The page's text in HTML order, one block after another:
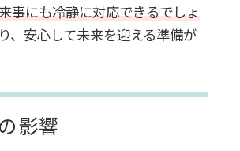
事にも冷静に対応できるでしょ
、安心して未来を迎える準備が
影響